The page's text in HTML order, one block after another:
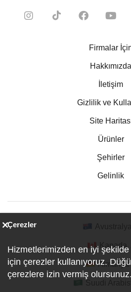
Firmalar
Hakkımızda
İletişim
Gizlilik ve
Site
Ürünler
Şehirler
Gelinlik
Kanada
Almanya
Çerezler
Hizmetlerimizden en iyi
için çerezler kullanıyoruz.
çerezlere izin vermiş olursunuz.